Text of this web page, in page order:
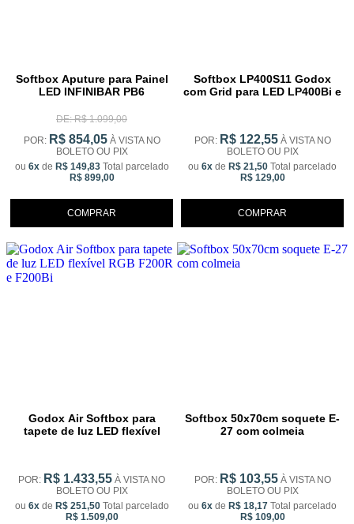
Softbox Aputure para Painel
LED INFINIBAR PB6
DE: R$ 1.099,00
POR: R$ 854,05À VISTA NO
BOLETO OU PIX
ou 6xde R$ 149,83Total parcelado
R$ 899,00
COMPRAR
Softbox LP400S11 Godox
com Grid para LED LP400Bi e
POR: R$ 122,55À VISTA NO
BOLETO OU PIX
ou 6x de R$ 21,50 Total parcelado
R$ 129,00
COMPRAR
Godox Air Softbox para
tapete de luz LED flexível
POR: R$ 1.433,55 À VISTA NO
BOLETO OU PIX
ou 6xde R$ 251,50Total parcelado
R$ 1.509,00
Softbox 50x70cm soquete E-
27 com colmeia
POR: R$ 103,55À VISTA NO
BOLETO OU PIX
ou 6x de R$ 18,17 Total parcelado
R$ 109,00